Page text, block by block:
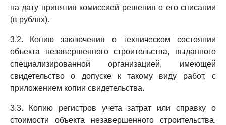
на дату принятия комиссией решения о его списании
(в рублях).
3.2. Копию заключения о техническом состоянии
объекта незавершенного строительства, выданного
специализированной организацией, имеющей
свидетельство о допуске к такому виду работ, с
приложением копии свидетельства.
3.3. Копию регистров учета затрат или справку о
стоимости объекта незавершенного строительства,